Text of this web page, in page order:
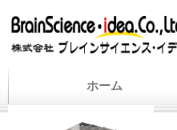
ホーム